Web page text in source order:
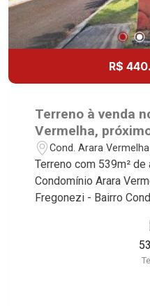
R$
Terreno à venda
Vermelha,
Fregonezi -
Cond. Arara
Terreno com 539m² de
Condomínio Arara
Fregonezi - Bairro
as características
Imobiliária selecionou para você: -
terreno - Plano -